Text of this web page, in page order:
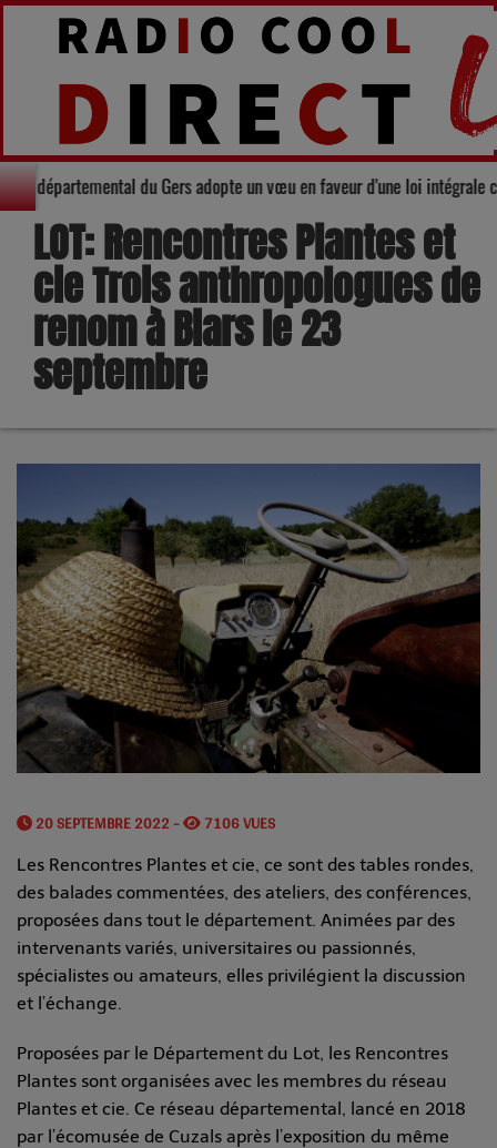
: Le Conseil départemental du Gers adopte un vœu en faveur d'une
LOT: Rencontres Plantes et
cie Trois anthropologues de
renom à Biars le 23
septembre
20 SEPTEMBRE 2022 - 7106 VUES
Les Rencontres Plantes et cie, ce sont des tables rondes,
des balades commentées, des ateliers, des conférences,
proposées dans tout le département. Animées par des
intervenants variés, universitaires ou passionnés,
spécialistes ou amateurs, elles privilégient la discussion
et l’échange.
Proposées par le Département du Lot, les Rencontres
Plantes sont organisées avec les membres du réseau
Plantes et cie. Ce réseau départemental, lancé en 2018
par l’écomusée de Cuzals après l’exposition du même